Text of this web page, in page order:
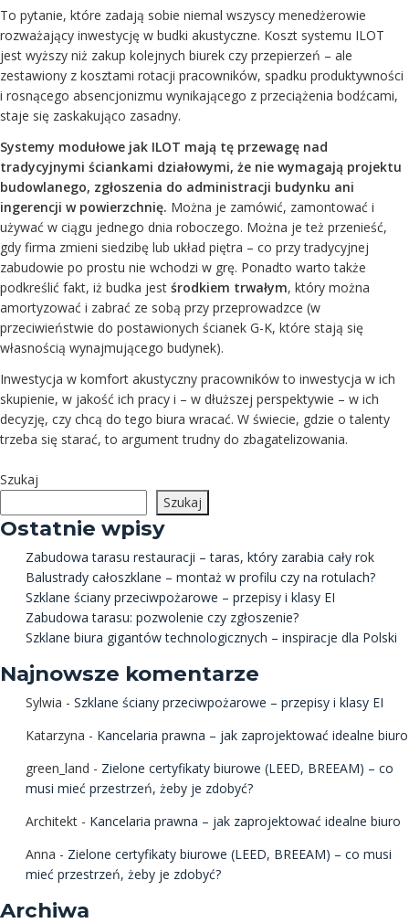
To pytanie, które zadają sobie niemal wszyscy menedżerowie
rozważający inwestycję w budki akustyczne. Koszt systemu ILOT
jest wyższy niż zakup kolejnych biurek czy przepierzeń – ale
zestawiony z kosztami rotacji pracowników, spadku produktywności
i rosnącego absencjonizmu wynikającego z przeciążenia bodźcami,
staje się zaskakująco zasadny.
Systemy modułowe jak ILOT mają tę przewagę nad
tradycyjnymi ściankami działowymi, że nie wymagają projektu
budowlanego, zgłoszenia do administracji budynku ani
ingerencji w powierzchnię. Można je zamówić, zamontować i
używać w ciągu jednego dnia roboczego. Można je też przenieść,
gdy firma zmieni siedzibę lub układ piętra – co przy tradycyjnej
zabudowie po prostu nie wchodzi w grę. Ponadto warto także
podkreślić fakt, iż budka jest środkiem trwałym, który można
amortyzować i zabrać ze sobą przy przeprowadzce (w
przeciwieństwie do postawionych ścianek G-K, które stają się
własnością wynajmującego budynek).
Inwestycja w komfort akustyczny pracowników to inwestycja w ich
skupienie, w jakość ich pracy i – w dłuższej perspektywie – w ich
decyzję, czy chcą do tego biura wracać. W świecie, gdzie o talenty
trzeba się starać, to argument trudny do zbagatelizowania.
Szukaj
Szukaj
Ostatnie wpisy
Zabudowa tarasu restauracji – taras, który zarabia cały rok
Balustrady całoszklane – montaż w profilu czy na rotulach?
Szklane ściany przeciwpożarowe – przepisy i klasy EI
Zabudowa tarasu: pozwolenie czy zgłoszenie?
Szklane biura gigantów technologicznych – inspiracje dla Polski
Najnowsze komentarze
Sylwia - Szklane ściany przeciwpożarowe – przepisy i klasy EI
Katarzyna - Kancelaria prawna – jak zaprojektować idealne biuro
green_land - Zielone certyfikaty biurowe (LEED, BREEAM) – co
musi mieć przestrzeń, żeby je zdobyć?
Architekt - Kancelaria prawna – jak zaprojektować idealne biuro
Anna - Zielone certyfikaty biurowe (LEED, BREEAM) – co musi
mieć przestrzeń, żeby je zdobyć?
Archiwa